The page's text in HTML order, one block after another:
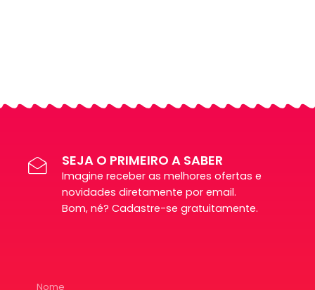
SEJA O PRIMEIRO A SABER
Imagine receber as melhores ofertas e
novidades diretamente por email.
Bom, né? Cadastre-se gratuitamente.